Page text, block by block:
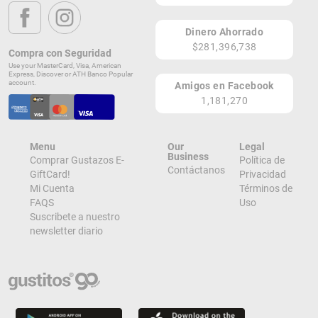
Coto Laurel Plaza, 2004 Carr. 506
Ponce 00780
PR
Lugares de Redención
¡Ver todos en el Mapa!
Autopista Luis a Ferre, salida 95, 2004 carretera 506, Coto Laurel
¡Localizar en el Mapa!
Compra con Seguridad
Use your MasterCard, Visa, American
Express, Discover or ATH Banco Popular
account.
Dinero Ahorrado
$281,396,738
Amigos en Facebook
1,181,270
Menu
Comprar Gustazos E-
GiftCard!
Mi Cuenta
FAQS
Suscribete a nuestro
newsletter diario
Our
Business
Contáctanos
Legal
Política de
Privacidad
Términos de
Uso